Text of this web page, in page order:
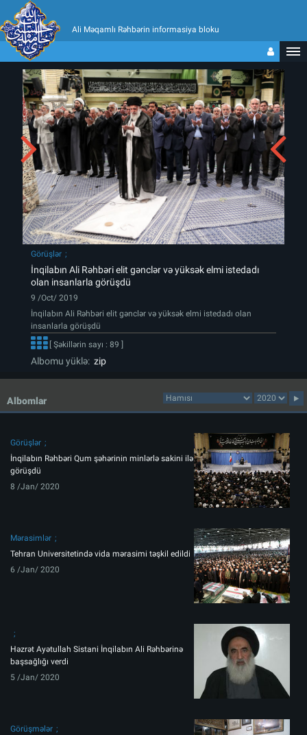
Ali Məqamlı Rəhbərin informasiya bloku
Görüşlər
İnqilabın Ali Rəhbəri elit gənclər və yüksək elmi istedadı
olan insanlarla görüşdü
9 /Oct/ 2019
İnqilabın Ali Rəhbəri elit gənclər və yüksək elmi istedadı olan
insanlarla görüşdü
[ Şəkillərin sayı : 89 ]
Albomu yüklə: zip
Albomlar
Görüşlər
İnqilabın Rəhbəri Qum şəhərinin minlərlə sakini ilə
görüşdü
8 /Jan/ 2020
Mərasimlər
Tehran Universitetində vida mərasimi təşkil edildi
6 /Jan/ 2020
Həzrət Ayətullah Sistani İnqilabın Ali Rəhbərinə
başsağlığı verdi
5 /Jan/ 2020
Görüşmələr